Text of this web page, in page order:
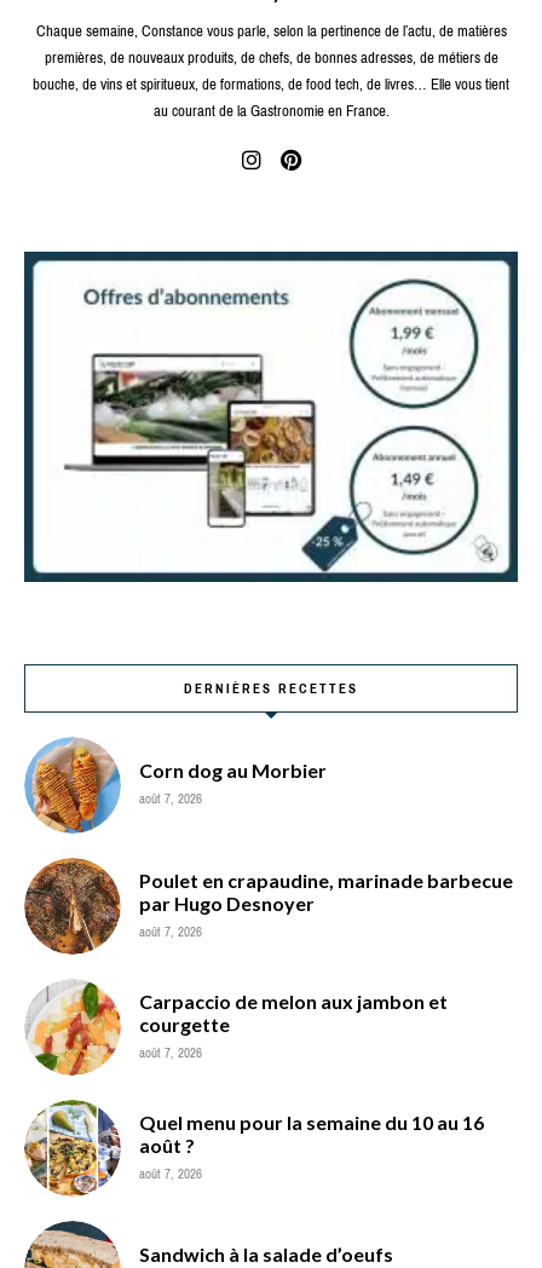
Chaque semaine, Constance vous parle, selon la pertinence de l’actu, de matières
premières, de nouveaux produits, de chefs, de bonnes adresses, de métiers de
bouche, de vins et spiritueux, de formations, de food tech, de livres… Elle vous tient
au courant de la Gastronomie en France.
DERNIÈRES RECETTES
Corn dog au Morbier
août 7, 2026
Poulet en crapaudine, marinade barbecue
par Hugo Desnoyer
août 7, 2026
Carpaccio de melon aux jambon et
courgette
août 7, 2026
Quel menu pour la semaine du 10 au 16
août ?
août 7, 2026
Sandwich à la salade d’oeufs